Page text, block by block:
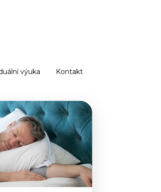
výuka Kontakt